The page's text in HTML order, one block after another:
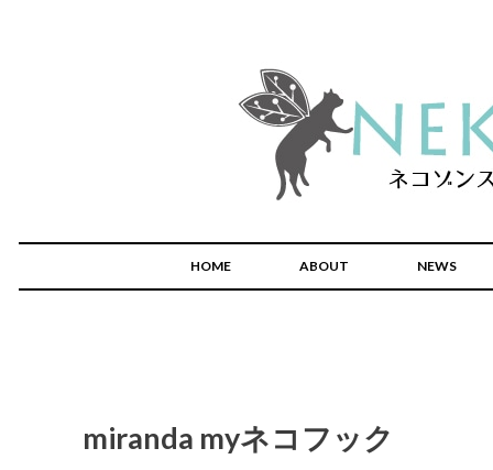
HOME ABOUT NEWS
miranda myネコフック